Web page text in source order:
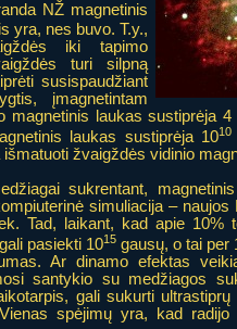
NŽ magnetinis
yra, nes buvo. T.y.,
iki tapimo
turi silpną
susispaudžiant
įmagnetintam
magnetinis laukas sustiprėja
laukas sustiprėja 1010
žvaigždės vidinio
sukrentant,
simuliacija –
Tad, laikant, kad apie 10%
pasiekti 1015gausų, o tai per
Ar dinamo efektas
santykio su medžiagos
gali sukurti
spėjimų yra, kad